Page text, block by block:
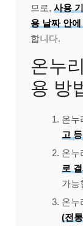
므로, 사용
용 날짜 안
합니다.
온누
용 방
온누
고
온누
로
가능
온누
(전